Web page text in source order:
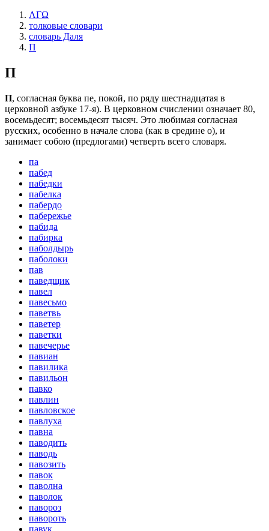
ΛΓΩ
толковые словари
словарь Даля
П
П
П, согласная буква пе, покой, по ряду шестнадцатая в
церковной азбуке 17-я). В церковном счислении означает 80,
восемьдесят; восемьдесят тысяч. Это любимая согласная
русских, особенно в начале слова (как в средине о), и
занимает собою (предлогами) четверть всего словаря.
па
пабед
пабедки
пабелка
пабердо
пабережье
пабида
пабирка
паболдырь
паболоки
пав
паведщик
павел
павесьмо
паветвь
паветер
паветки
павечерье
павиан
павилика
павильон
павко
павлин
павловское
павлуха
павна
паводить
паводь
павозить
павок
паволна
паволок
павороз
павороть
павук